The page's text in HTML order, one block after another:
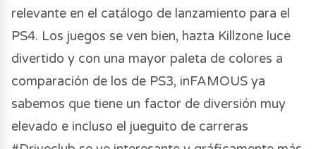
relevante en el catálogo de lanzamiento para el
PS4. Los juegos se ven bien, hazta Killzone luce
divertido y con una mayor paleta de colores a
comparación de los de PS3, inFAMOUS ya
sabemos que tiene un factor de diversión muy
elevado e incluso el jueguito de carreras